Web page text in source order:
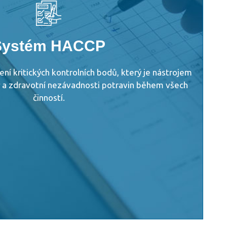
HACCP
kritických kontrolních bodů, který je nástrojem
zdravotní nezávadnosti potravin během všech
činností.
Provést analýzu nebezpečí
Určit kritické kontrolní body (CCP)
Stanovit jednu či více mezních hodnot
pro sledování kritických kontrolních bodu
která je třeba provést, jestliže sledování
že jeden určitý kritický bod již není zvládán
(verifikaci), které potvrzují, že systém
HACCP pracuje úspěšně
bere v úvahu všechny postupy a záznamy